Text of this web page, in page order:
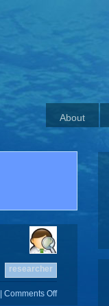
About
researcher
Comments Off